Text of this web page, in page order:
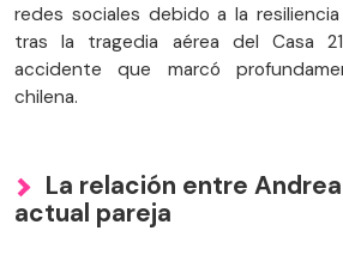
redes sociales debido a la
tras la tragedia aérea del Casa
accidente que marcó
chilena.
La relación entre
actual pareja